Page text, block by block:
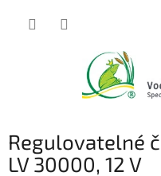
Regulovatelné
LV 30000, 12 V